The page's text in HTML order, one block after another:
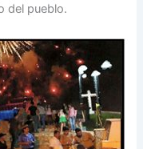
del pueblo.